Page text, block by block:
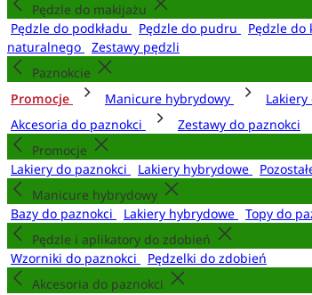
Pędzle do makijażu
Pędzle do podkładu
Pędzle do pudru Pędzle do
naturalnego
Zestawy pędzli
Paznokcie
Promocje
Manicure hybrydowy
Akcesoria do paznokci
Zestawy do paznokci
Promocje
Lakiery do paznokci
Lakiery hybrydowe
Manicure hybrydowy
Bazy do paznokci
Lakiery hybrydowe Topy do
Pędzle i aplikatory do zdobień
Wzorniki do paznokci
Pędzelki do zdobień
Akcesoria do paznokci